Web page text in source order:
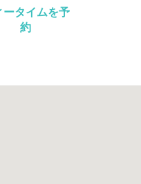
ータイムを予
約